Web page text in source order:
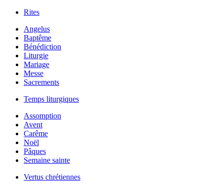
Rites
Angelus
Baptême
Bénédiction
Liturgie
Mariage
Messe
Sacrements
Temps liturgiques
Assomption
Avent
Carême
Noël
Pâques
Semaine sainte
Vertus chrétiennes